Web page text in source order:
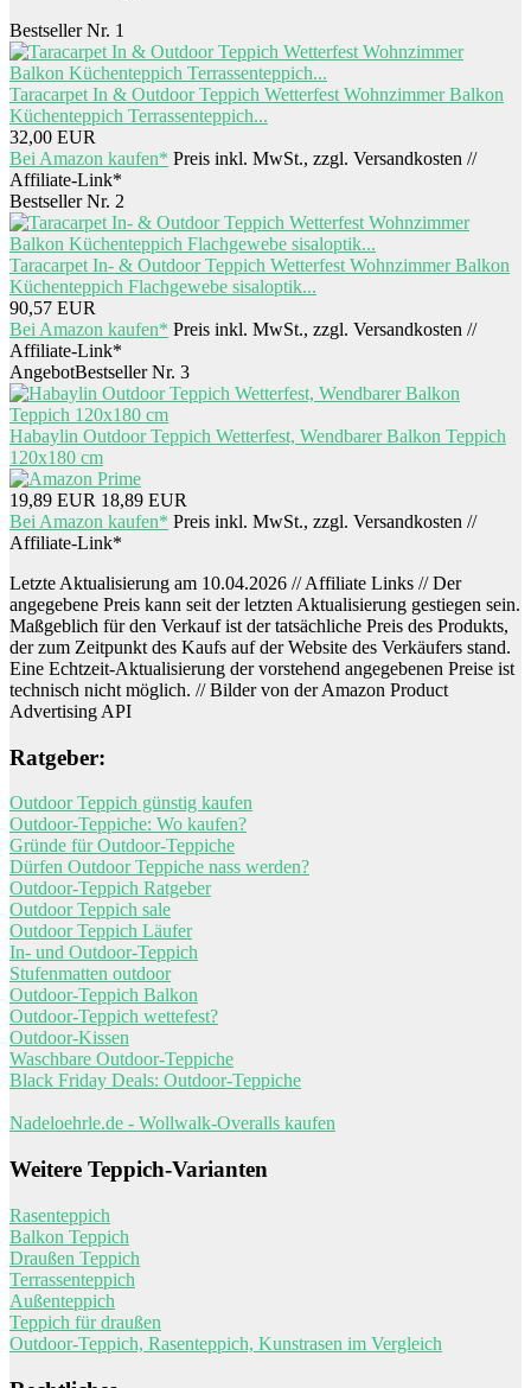
Bestseller Nr. 1
Taracarpet In & Outdoor Teppich Wetterfest Wohnzimmer Balkon
Küchenteppich Terrassenteppich...
32,00 EUR
Bei Amazon kaufen* Preis inkl. MwSt., zzgl. Versandkosten //
Affiliate-Link*
Bestseller Nr. 2
Taracarpet In- & Outdoor Teppich Wetterfest Wohnzimmer Balkon
Küchenteppich Flachgewebe sisaloptik...
90,57 EUR
Bei Amazon kaufen* Preis inkl. MwSt., zzgl. Versandkosten //
Affiliate-Link*
AngebotBestseller Nr. 3
Habaylin Outdoor Teppich Wetterfest, Wendbarer Balkon Teppich
120x180 cm
19,89 EUR 18,89 EUR
Bei Amazon kaufen* Preis inkl. MwSt., zzgl. Versandkosten //
Affiliate-Link*
Letzte Aktualisierung am 10.04.2026 // Affiliate Links // Der
angegebene Preis kann seit der letzten Aktualisierung gestiegen sein.
Maßgeblich für den Verkauf ist der tatsächliche Preis des Produkts,
der zum Zeitpunkt des Kaufs auf der Website des Verkäufers stand.
Eine Echtzeit-Aktualisierung der vorstehend angegebenen Preise ist
technisch nicht möglich. // Bilder von der Amazon Product
Advertising API
Ratgeber:
Outdoor Teppich günstig kaufen
Outdoor-Teppiche: Wo kaufen?
Gründe für Outdoor-Teppiche
Dürfen Outdoor Teppiche nass werden?
Outdoor-Teppich Ratgeber
Outdoor Teppich sale
Outdoor Teppich Läufer
In- und Outdoor-Teppich
Stufenmatten outdoor
Outdoor-Teppich Balkon
Outdoor-Teppich wettefest?
Outdoor-Kissen
Waschbare Outdoor-Teppiche
Black Friday Deals: Outdoor-Teppiche
Nadeloehrle.de - Wollwalk-Overalls kaufen
Weitere Teppich-Varianten
Rasenteppich
Balkon Teppich
Draußen Teppich
Terrassenteppich
Außenteppich
Teppich für draußen
Outdoor-Teppich, Rasenteppich, Kunstrasen im Vergleich